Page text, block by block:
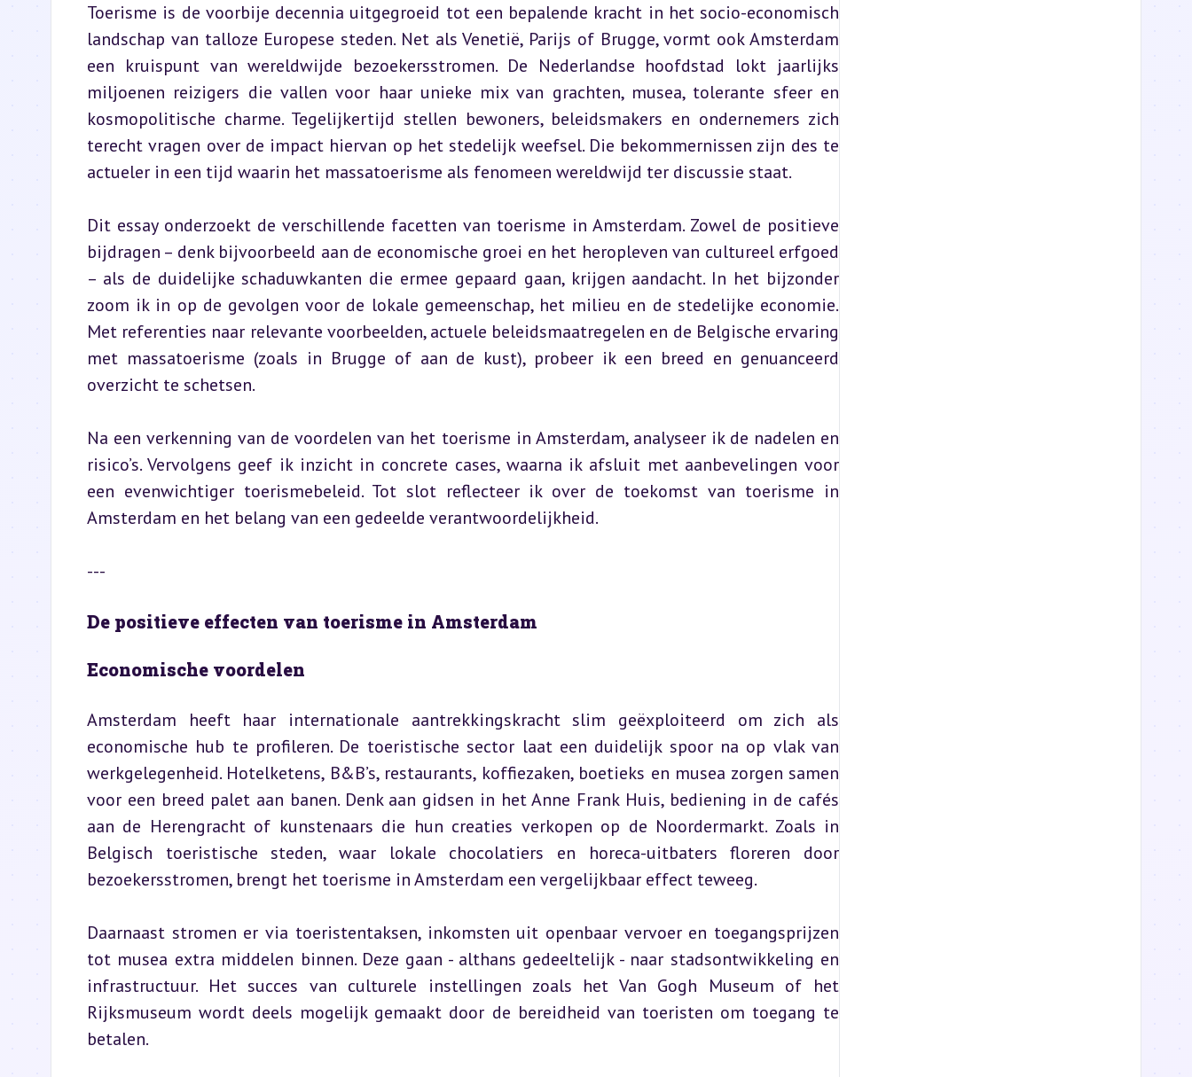
Toerisme is de voorbije decennia uitgegroeid tot een bepalende kracht in het socio-economisch
landschap van talloze Europese steden. Net als Venetië, Parijs of Brugge, vormt ook Amsterdam
een kruispunt van wereldwijde bezoekersstromen. De Nederlandse hoofdstad lokt jaarlijks
miljoenen reizigers die vallen voor haar unieke mix van grachten, musea, tolerante sfeer en
kosmopolitische charme. Tegelijkertijd stellen bewoners, beleidsmakers en ondernemers zich
terecht vragen over de impact hiervan op het stedelijk weefsel. Die bekommernissen zijn des te
actueler in een tijd waarin het massatoerisme als fenomeen wereldwijd ter discussie staat.
Dit essay onderzoekt de verschillende facetten van toerisme in Amsterdam. Zowel de positieve
bijdragen – denk bijvoorbeeld aan de economische groei en het heropleven van cultureel erfgoed
– als de duidelijke schaduwkanten die ermee gepaard gaan, krijgen aandacht. In het bijzonder
zoom ik in op de gevolgen voor de lokale gemeenschap, het milieu en de stedelijke economie.
Met referenties naar relevante voorbeelden, actuele beleidsmaatregelen en de Belgische ervaring
met massatoerisme (zoals in Brugge of aan de kust), probeer ik een breed en genuanceerd
overzicht te schetsen.
Na een verkenning van de voordelen van het toerisme in Amsterdam, analyseer ik de nadelen en
risico’s. Vervolgens geef ik inzicht in concrete cases, waarna ik afsluit met aanbevelingen voor
een evenwichtiger toerismebeleid. Tot slot reflecteer ik over de toekomst van toerisme in
Amsterdam en het belang van een gedeelde verantwoordelijkheid.
---
De positieve effecten van toerisme in Amsterdam
Economische voordelen
Amsterdam heeft haar internationale aantrekkingskracht slim geëxploiteerd om zich als
economische hub te profileren. De toeristische sector laat een duidelijk spoor na op vlak van
werkgelegenheid. Hotelketens, B&B’s, restaurants, koffiezaken, boetieks en musea zorgen samen
voor een breed palet aan banen. Denk aan gidsen in het Anne Frank Huis, bediening in de cafés
aan de Herengracht of kunstenaars die hun creaties verkopen op de Noordermarkt. Zoals in
Belgisch toeristische steden, waar lokale chocolatiers en horeca-uitbaters floreren door
bezoekersstromen, brengt het toerisme in Amsterdam een vergelijkbaar effect teweeg.
Daarnaast stromen er via toeristentaksen, inkomsten uit openbaar vervoer en toegangsprijzen
tot musea extra middelen binnen. Deze gaan - althans gedeeltelijk - naar stadsontwikkeling en
infrastructuur. Het succes van culturele instellingen zoals het Van Gogh Museum of het
Rijksmuseum wordt deels mogelijk gemaakt door de bereidheid van toeristen om toegang te
betalen.